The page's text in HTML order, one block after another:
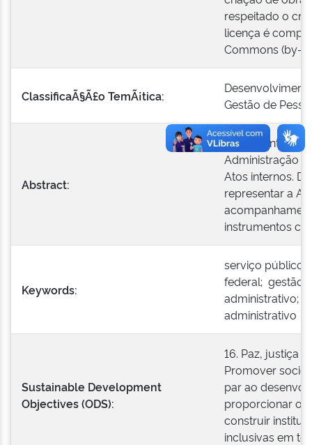
respeitado o
licença é
Commons (by-
ClassificaÃ§Ã£o TemÃ¡tica:
Gestão de
Abstract:
Boletim Interno
Administração
Atos internos.
representar a
instrumentos
Keywords:
serviço público;
federal; gestão
administrativo;
administrativo
Sustainable Development
Objectives (ODS):
16. Paz, justiça
Promover
par ao
proporcionar o
construir
inclusivas em